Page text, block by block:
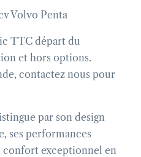
Volvo Penta
TTC départ du
et hors options.
contactez nous pour
par son design
ses performances
confort exceptionnel en